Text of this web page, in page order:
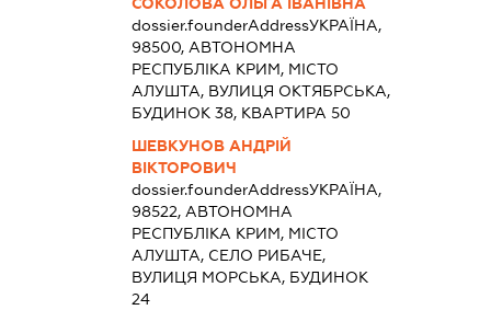
СОКОЛОВА ОЛЬГА ІВАНІВНА
dossier.founderAddressУКРАЇНА,
98500, АВТОНОМНА
РЕСПУБЛІКА КРИМ, МІСТО
АЛУШТА, ВУЛИЦЯ ОКТЯБРСЬКА,
БУДИНОК 38, КВАРТИРА 50
ШЕВКУНОВ АНДРІЙ
ВІКТОРОВИЧ
dossier.founderAddressУКРАЇНА,
98522, АВТОНОМНА
РЕСПУБЛІКА КРИМ, МІСТО
АЛУШТА, СЕЛО РИБАЧЕ,
ВУЛИЦЯ МОРСЬКА, БУДИНОК
24